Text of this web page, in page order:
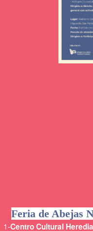
Feria de Abejas
1-Centro Cultural